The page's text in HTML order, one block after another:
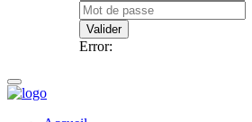
Valider
Error: